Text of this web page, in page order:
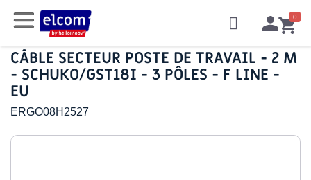
CÂBLE SECTEUR POSTE DE TRAVAIL - 2 M
- SCHUKO/GST18I - 3 PÔLES - F LINE -
EU
ERGO08H2527